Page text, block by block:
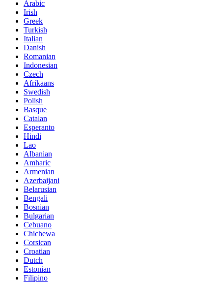
Arabic
Irish
Greek
Turkish
Italian
Danish
Romanian
Indonesian
Czech
Afrikaans
Swedish
Polish
Basque
Catalan
Esperanto
Hindi
Lao
Albanian
Amharic
Armenian
Azerbaijani
Belarusian
Bengali
Bosnian
Bulgarian
Cebuano
Chichewa
Corsican
Croatian
Dutch
Estonian
Filipino